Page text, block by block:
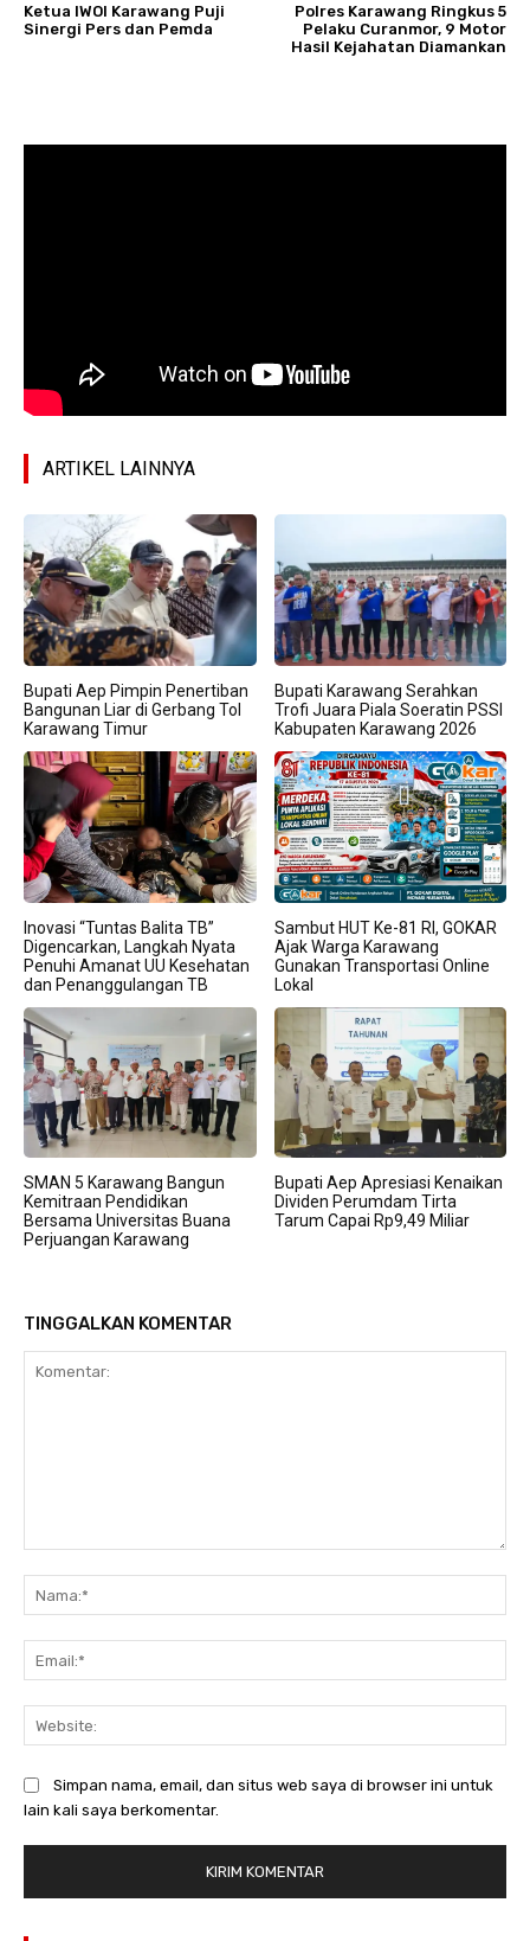
Ketua IWOI Karawang Puji
Sinergi Pers dan Pemda
Polres Karawang Ringkus 5
Pelaku Curanmor, 9 Motor
Hasil Kejahatan Diamankan
ARTIKEL LAINNYA
Bupati Aep Pimpin Penertiban
Bangunan Liar di Gerbang Tol
Karawang Timur
Bupati Karawang Serahkan
Trofi Juara Piala Soeratin PSSI
Kabupaten Karawang 2026
Inovasi “Tuntas Balita TB”
Digencarkan, Langkah Nyata
Penuhi Amanat UU Kesehatan
dan Penanggulangan TB
Sambut HUT Ke-81 RI, GOKAR
Ajak Warga Karawang
Gunakan Transportasi Online
Lokal
SMAN 5 Karawang Bangun
Kemitraan Pendidikan
Bersama Universitas Buana
Perjuangan Karawang
Bupati Aep Apresiasi Kenaikan
Dividen Perumdam Tirta
Tarum Capai Rp9,49 Miliar
TINGGALKAN KOMENTAR
Simpan nama, email, dan situs web saya di browser ini untuk
lain kali saya berkomentar.